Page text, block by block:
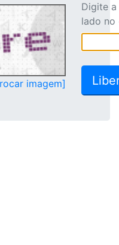
imagem]
Digite
lado no